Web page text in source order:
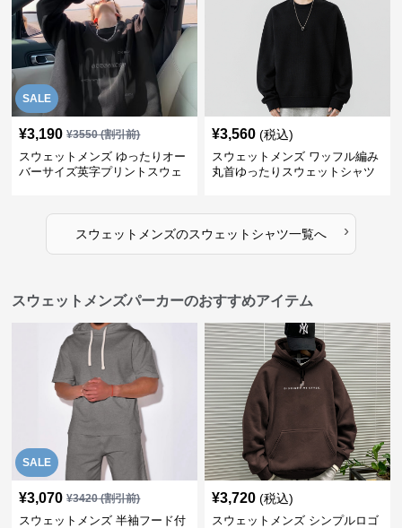
SALE
¥3,190 ¥3550(割引前)
スウェットメンズ ゆったりオー
バーサイズ英字プリントスウェ
¥3,560 (税込)
スウェットメンズ ワッフル編み
丸首ゆったりスウェットシャツ
スウェットメンズのスウェットシャツ一覧へ ›
スウェットメンズパーカーのおすすめアイテム
SALE
¥3,070 ¥3420(割引前)
スウェットメンズ 半袖フード付
¥3,720 (税込)
スウェットメンズ シンプルロゴ